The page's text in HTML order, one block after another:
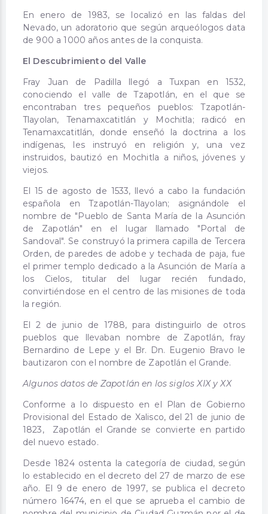
En enero de 1983, se localizó en las faldas del
Nevado, un adoratorio que según arqueólogos data
de 900 a 1000 años antes de la conquista.
El Descubrimiento del Valle
Fray Juan de Padilla llegó a Tuxpan en 1532,
conociendo el valle de Tzapotlán, en el que se
encontraban tres pequeños pueblos: Tzapotlán-
Tlayolan, Tenamaxcatitlán y Mochitla; radicó en
Tenamaxcatitlán, donde enseñó la doctrina a los
indígenas, les instruyó en religión y, una vez
instruidos, bautizó en Mochitla a niños, jóvenes y
viejos.
El 15 de agosto de 1533, llevó a cabo la fundación
española en Tzapotlán-Tlayolan; asignándole el
nombre de "Pueblo de Santa María de la Asunción
de Zapotlán" en el lugar llamado "Portal de
Sandoval". Se construyó la primera capilla de Tercera
Orden, de paredes de adobe y techada de paja, fue
el primer templo dedicado a la Asunción de María a
los Cielos, titular del lugar recién fundado,
convirtiéndose en el centro de las misiones de toda
la región.
El 2 de junio de 1788, para distinguirlo de otros
pueblos que llevaban nombre de Zapotlán, fray
Bernardino de Lepe y el Br. Dn. Eugenio Bravo le
bautizaron con el nombre de Zapotlán el Grande.
Algunos datos de Zapotlán en los siglos XIX y XX
Conforme a lo dispuesto en el Plan de Gobierno
Provisional del Estado de Xalisco, del 21 de junio de
1823, Zapotlán el Grande se convierte en partido
del nuevo estado.
Desde 1824 ostenta la categoría de ciudad, según
lo establecido en el decreto del 27 de marzo de ese
año. El 9 de enero de 1997, se publica el decreto
número 16474, en el que se aprueba el cambio de